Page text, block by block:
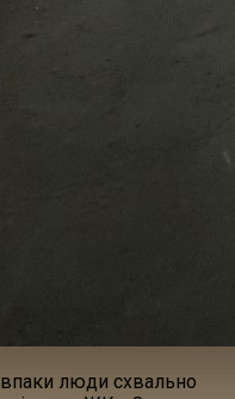
люди схвально